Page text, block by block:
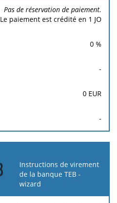
Pas de réservation de paiement.
Le paiement est crédité en 1 JO
0 %
-
0 EUR
-
Instructions de virement
de la banque TEB -
wizard